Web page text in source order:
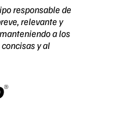
responsable de
relevante y
a los
y al